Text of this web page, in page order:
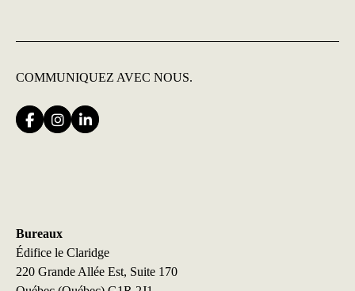
COMMUNIQUEZ AVEC NOUS.
Bureaux
Édifice le Claridge
220 Grande Allée Est, Suite 170